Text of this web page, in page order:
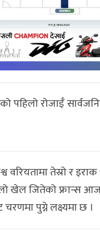
पहिलो रोजाईँ
वरियतामा तेस्रो र
खेल जितेको फ्रान्स
पुग्ने लक्ष्यमा छ ।